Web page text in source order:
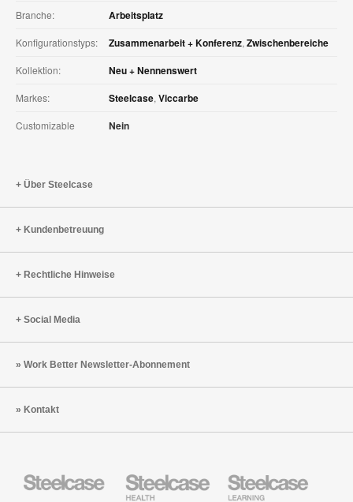
Branche: Arbeitsplatz
Konfigurationstyps: Zusammenarbeit + Konferenz, Zwischenbereiche
Kollektion: Neu + Nennenswert
Markes: Steelcase, Viccarbe
Customizable Nein
Über Steelcase
Kundenbetreuung
Rechtliche Hinweise
Social Media
Work Better Newsletter-Abonnement
Kontakt
Büromöbel
Health
Education
Möbel